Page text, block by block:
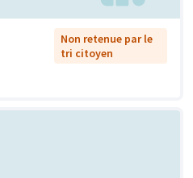
Non retenue par le
tri citoyen